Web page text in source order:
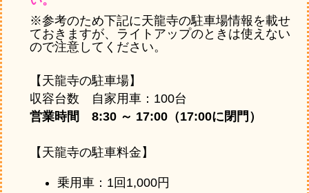
※参考のため下記に天龍寺の駐車場情報を載せ
ておきますが、ライトアップのときは使えない
ので注意してください。
【天龍寺の駐車場】
収容台数 自家用車：100台
営業時間 8:30 ～ 17:00（17:00に閉門）
【天龍寺の駐車料金】
乗用車：1回1,000円